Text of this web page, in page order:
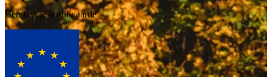
Bereken je inruilwaarde